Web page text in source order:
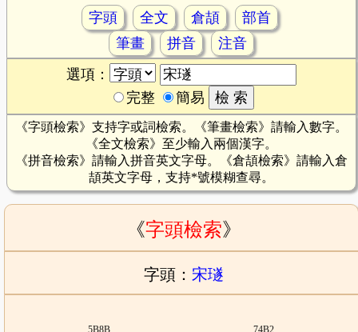
字頭 全文 倉頡
部首
筆畫
拼音
注音
選項：
完整
簡易
《字頭檢索》支持字或詞檢索。《筆畫檢索》請輸入數字。
《全文檢索》至少輸入兩個漢字。
《拼音檢索》請輸入拼音英文字母。《倉頡檢索》請輸入倉
頡英文字母，支持*號模糊查尋。
《字頭檢索》
字頭： 宋璲
5B8B 74B2